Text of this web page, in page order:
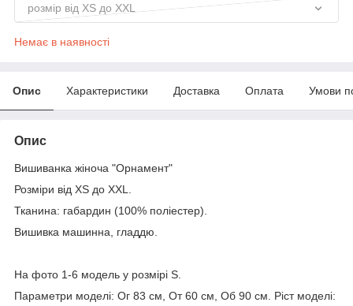
розмір від XS до XXL
Немає в наявності
Опис Характеристики Доставка Оплата Умови
Опис
Вишиванка жіноча "Орнамент"
Розміри від XS до ХХL.
Тканина: габардин (100% поліестер).
Вишивка машинна, гладдю.
На фото 1-6 модель у розмірі S.
Параметри моделі: Ог 83 см, От 60 см, Об 90 см. Ріст моделі: